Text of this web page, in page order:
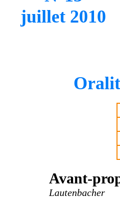
juillet 2010
Avant-
Lautenbacher